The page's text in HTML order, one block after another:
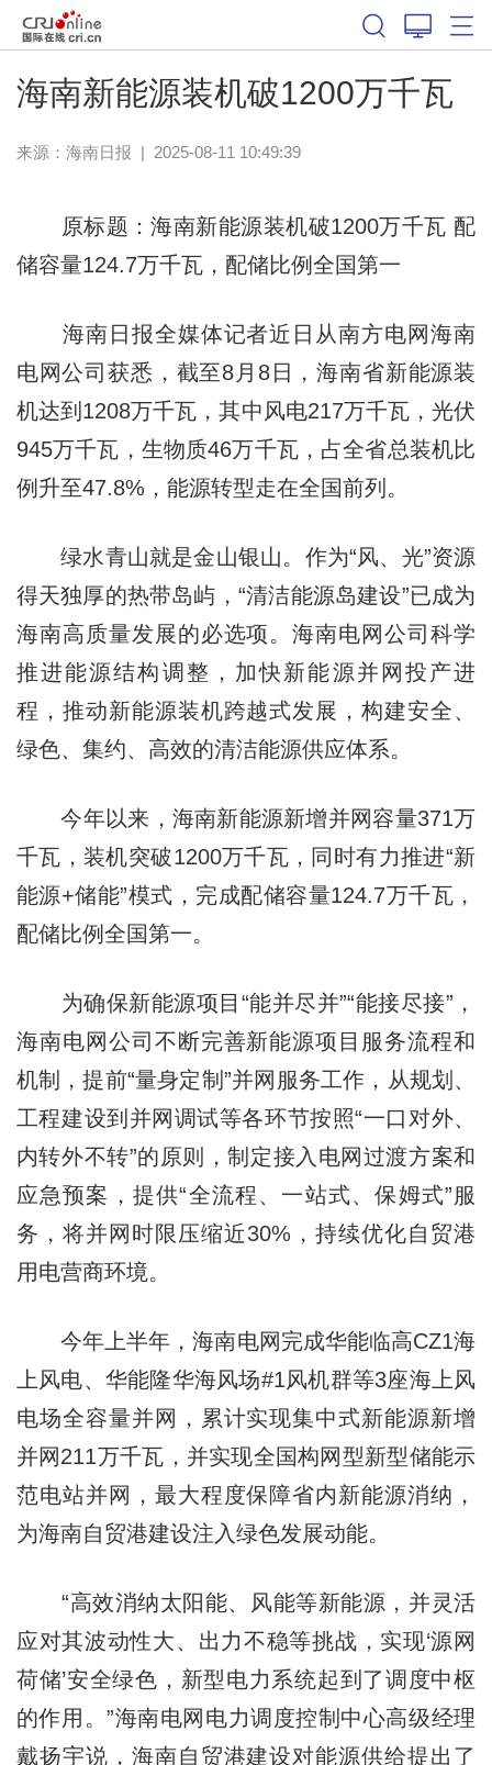
海南新能源装机破1200万千瓦
来源： 海南日报 | 2025-08-11 10:49:39
原标题：海南新能源装机破1200万千瓦 配
储容量124.7万千瓦，配储比例全国第一
海南日报全媒体记者近日从南方电网海南
电网公司获悉，截至8月8日，海南省新能源装
机达到1208万千瓦，其中风电217万千瓦，光伏
945万千瓦，生物质46万千瓦，占全省总装机比
例升至47.8%，能源转型走在全国前列。
绿水青山就是金山银山。作为“风、光”资源
得天独厚的热带岛屿，“清洁能源岛建设”已成为
海南高质量发展的必选项。海南电网公司科学
推进能源结构调整，加快新能源并网投产进
程，推动新能源装机跨越式发展，构建安全、
绿色、集约、高效的清洁能源供应体系。
今年以来，海南新能源新增并网容量371万
千瓦，装机突破1200万千瓦，同时有力推进“新
能源+储能”模式，完成配储容量124.7万千瓦，
配储比例全国第一。
为确保新能源项目“能并尽并”“能接尽接”，
海南电网公司不断完善新能源项目服务流程和
机制，提前“量身定制”并网服务工作，从规划、
工程建设到并网调试等各环节按照“一口对外、
内转外不转”的原则，制定接入电网过渡方案和
应急预案，提供“全流程、一站式、保姆式”服
务，将并网时限压缩近30%，持续优化自贸港
用电营商环境。
今年上半年，海南电网完成华能临高CZ1海
上风电、华能隆华海风场#1风机群等3座海上风
电场全容量并网，累计实现集中式新能源新增
并网211万千瓦，并实现全国构网型新型储能示
范电站并网，最大程度保障省内新能源消纳，
为海南自贸港建设注入绿色发展动能。
“高效消纳太阳能、风能等新能源，并灵活
应对其波动性大、出力不稳等挑战，实现‘源网
荷储’安全绿色，新型电力系统起到了调度中枢
的作用。”海南电网电力调度控制中心高级经理
戴扬宇说，海南自贸港建设对能源供给提出了